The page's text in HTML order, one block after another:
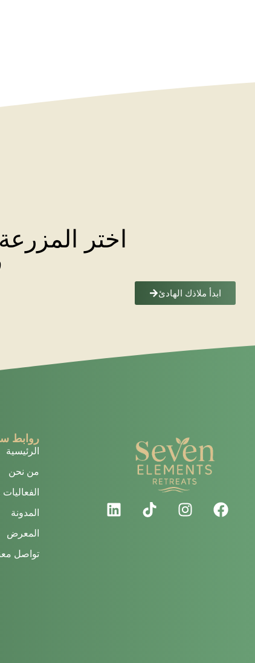
اختر
ابدأ ملاذك الهادئ
روابط
الرئيسية
من نحن
المدونة
المعرض
تواصل